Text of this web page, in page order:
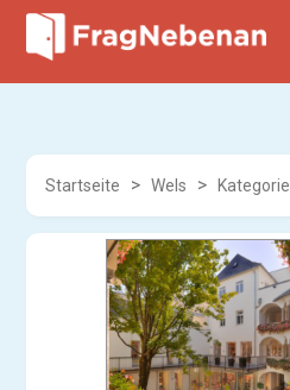
Startseite Wels Kategorie